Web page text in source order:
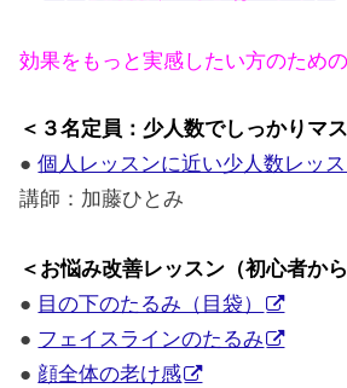
効果をもっと実感したい方のため
＜３名定員：少人数でしっかりマ
●個人レッスンに近い少人数レッス
講師：加藤ひとみ
＜お悩み改善レッスン（初心者か
● 目の下のたるみ（目袋）
● フェイスラインのたるみ
● 顔全体の老け感